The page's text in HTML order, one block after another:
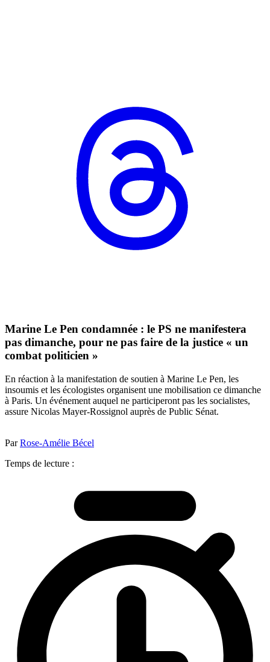
Marine Le Pen condamnée : le PS ne manifestera
pas dimanche, pour ne pas faire de la justice « un
combat politicien »
En réaction à la manifestation de soutien à Marine Le Pen, les
insoumis et les écologistes organisent une mobilisation ce dimanche
à Paris. Un événement auquel ne participeront pas les socialistes,
assure Nicolas Mayer-Rossignol auprès de Public Sénat.
ParRose-Amélie Bécel
Temps de lecture :